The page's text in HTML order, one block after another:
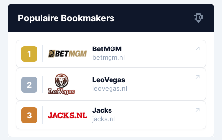
Populaire Bookmakers
↗
1 BetMGM
betmgm.nl
↗
2 LeoVegas
leovegas.nl
↗
3 Jacks
jacks.nl